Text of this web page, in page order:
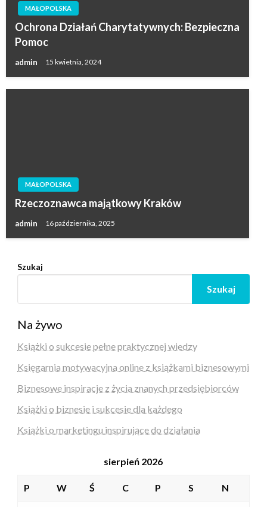
MAŁOPOLSKA
Ochrona Działań Charytatywnych: Bezpieczna
Pomoc
admin 15 kwietnia, 2024
MAŁOPOLSKA
Rzeczoznawca majątkowy Kraków
admin 16 października, 2025
Szukaj
Szukaj
Na żywo
Książki o sukcesie pełne praktycznej wiedzy
Księgarnia motywacyjna online z książkami biznesowymi
Biznesowe inspiracje z życia znanych przedsiębiorców
Książki o biznesie i sukcesie dla każdego
Książki o marketingu inspirujące do działania
sierpień 2026
P W Ś C P S N